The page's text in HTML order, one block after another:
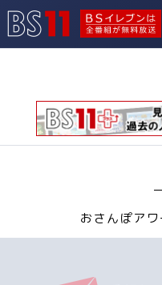
BSイレブンは全番組
おさんぽアワ